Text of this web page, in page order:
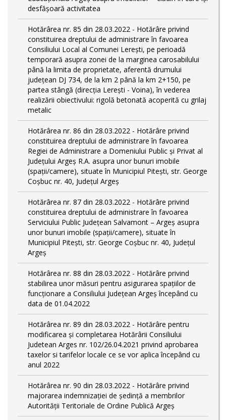
desfășoară activitatea
Hotărârea nr. 85 din 28.03.2022 - Hotărâre privind
constituirea dreptului de administrare în favoarea
Consiliului Local al Comunei Lerești, pe perioadă
temporară asupra zonei de la marginea carosabilului
până la limita de proprietate, aferentă drumului
județean DJ 734, de la km 2 până la km 2+150, pe
partea stângă (direcția Lerești - Voina), în vederea
realizării obiectivului: rigolă betonată acoperită cu grilaj
metalic
Hotărârea nr. 86 din 28.03.2022 - Hotărâre privind
constituirea dreptului de administrare în favoarea
Regiei de Administrare a Domeniului Public și Privat al
Județului Argeș R.A. asupra unor bunuri imobile
(spații/camere), situate în Municipiul Pitești, str. George
Coșbuc nr. 40, Județul Argeș
Hotărârea nr. 87 din 28.03.2022 - Hotărâre privind
constituirea dreptului de administrare în favoarea
Serviciului Public Județean Salvamont – Argeș asupra
unor bunuri imobile (spații/camere), situate în
Municipiul Pitești, str. George Coșbuc nr. 40, Județul
Argeș
Hotărârea nr. 88 din 28.03.2022 - Hotărâre privind
stabilirea unor măsuri pentru asigurarea spațiilor de
funcționare a Consiliului Județean Argeș începând cu
data de 01.04.2022
Hotărârea nr. 89 din 28.03.2022 - Hotărâre pentru
modificarea și completarea Hotărârii Consiliului
Judetean Arges nr. 102/26.04.2021 privind aprobarea
taxelor si tarifelor locale ce se vor aplica începând cu
anul 2022
Hotărârea nr. 90 din 28.03.2022 - Hotărâre privind
majorarea indemnizației de ședință a membrilor
Autorității Teritoriale de Ordine Publică Argeș